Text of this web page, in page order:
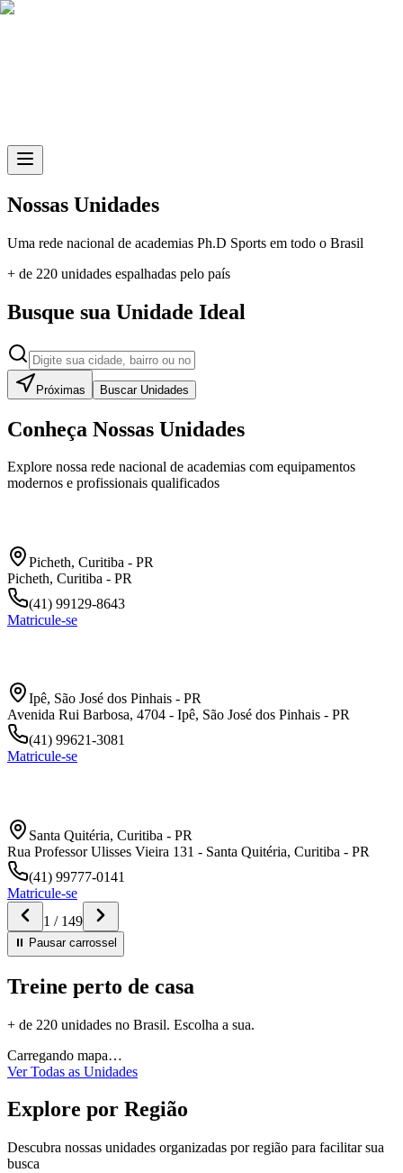
Nossas Unidades
Uma rede nacional de academias Ph.D Sports em todo o Brasil
+ de 220 unidades espalhadas pelo país
Busque sua Unidade Ideal
Próximas Buscar Unidades
Conheça Nossas Unidades
Explore nossa rede nacional de academias com equipamentos
modernos e profissionais qualificados
Picheth, Curitiba - PR
Picheth, Curitiba - PR
(41) 99129-8643
Matricule-se
Ipê, São José dos Pinhais - PR
Avenida Rui Barbosa, 4704 - Ipê, São José dos Pinhais - PR
(41) 99621-3081
Matricule-se
Santa Quitéria, Curitiba - PR
Rua Professor Ulisses Vieira 131 - Santa Quitéria, Curitiba - PR
(41) 99777-0141
Matricule-se
1 / 149
⏸ Pausarcarrossel
Treine perto de casa
+ de 220 unidades no Brasil. Escolha a sua.
Carregando mapa…
Ver Todas as Unidades
Explore por Região
Descubra nossas unidades organizadas por região para facilitar sua
busca